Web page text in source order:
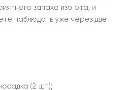
запаха изо рта, и
наблюдать уже через две
(2 шт);